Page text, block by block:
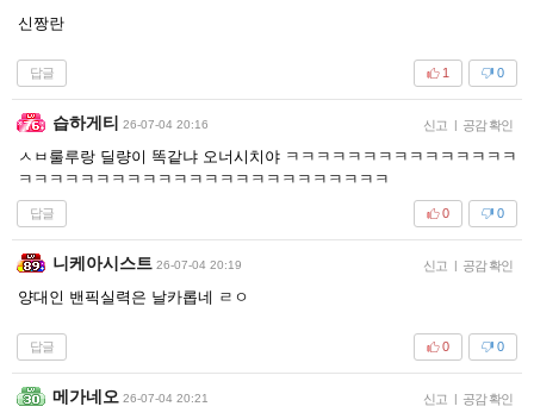
신짱란
답글 0
1
습하게티 26-07-04 20:16 신고 | 공감 확인
ㅅㅂ룰루랑 딜량이 똑같냐 오너시치야 ㅋㅋㅋㅋㅋㅋㅋㅋㅋㅋㅋㅋㅋㅋㅋ
ㅋㅋㅋㅋㅋㅋㅋㅋㅋㅋㅋㅋㅋㅋㅋㅋㅋㅋㅋㅋㅋㅋㅋㅋ
답글 0
0
니케아시스트 26-07-04 20:19 신고 | 공감 확인
양대인 밴픽실력은 날카롭네 ㄹㅇ
답글 0
0
메가네오 26-07-04 20:21 신고 | 공감 확인